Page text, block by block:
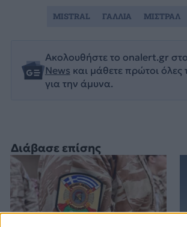
Διάβασε επίσης
Ακολουθήστε το onalert.gr στο
News και μάθετε πρώτοι όλες
για την άμυνα.
MISTRAL ΓΑΛΛΙΑ ΜΙΣΤΡΑΛ